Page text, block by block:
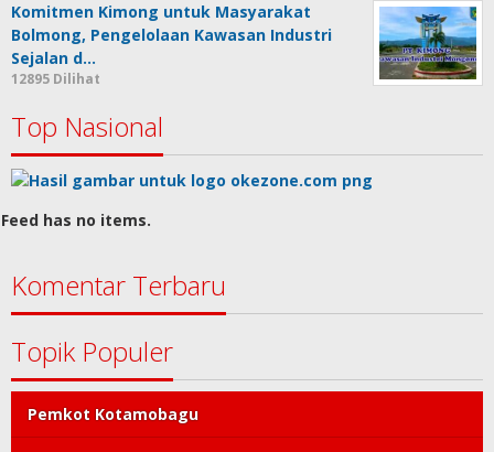
Komitmen Kimong untuk Masyarakat
Bolmong, Pengelolaan Kawasan Industri
Sejalan d…
12895 Dilihat
Top Nasional
Feed has no items.
Komentar Terbaru
Topik Populer
Pemkot Kotamobagu